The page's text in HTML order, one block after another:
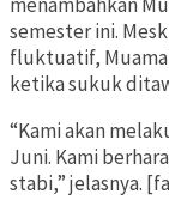
semester ini.
fluktuatif,
ketika sukuk
“Kami akan
Juni. Kami
stabi,” jelasnya.